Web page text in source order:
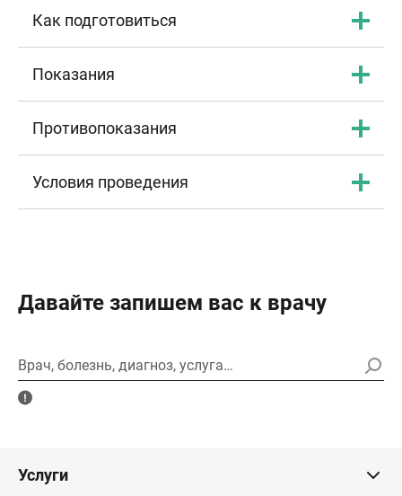
Как подготовиться
Показания
Противопоказания
Условия проведения
Давайте запишем вас к врачу
Врач, болезнь, диагноз, услуга…
Услуги